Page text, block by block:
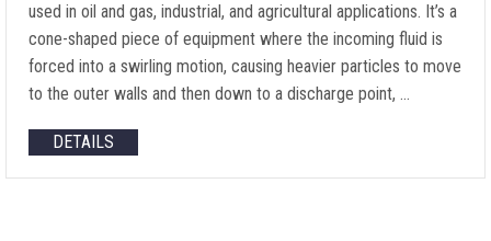
used in oil and gas, industrial, and agricultural applications. It’s a
cone-shaped piece of equipment where the incoming fluid is
forced into a swirling motion, causing heavier particles to move
to the outer walls and then down to a discharge point, …
DETAILS